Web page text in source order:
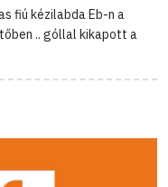
fiú kézilabda Eb-n a
.. góllal kikapott a